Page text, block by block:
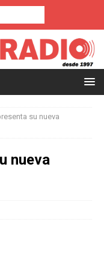
su nueva
nueva